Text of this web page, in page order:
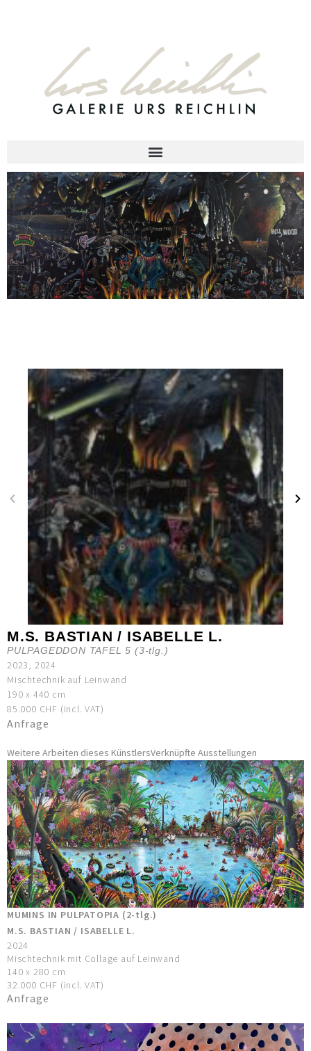
M.S. BASTIAN / ISABELLE L.
PULPAGEDDON TAFEL 5 (3-tlg.)
2023, 2024
Mischtechnik auf Leinwand
190 x 440 cm
85.000 CHF (incl. VAT)
Anfrage
Weitere Arbeiten dieses KünstlersVerknüpfte Ausstellungen
MUMINS IN PULPATOPIA (2-tlg.)
M.S. BASTIAN / ISABELLE L.
2024
Mischtechnik mit Collage auf Leinwand
140 x 280 cm
32.000 CHF (incl. VAT)
Anfrage